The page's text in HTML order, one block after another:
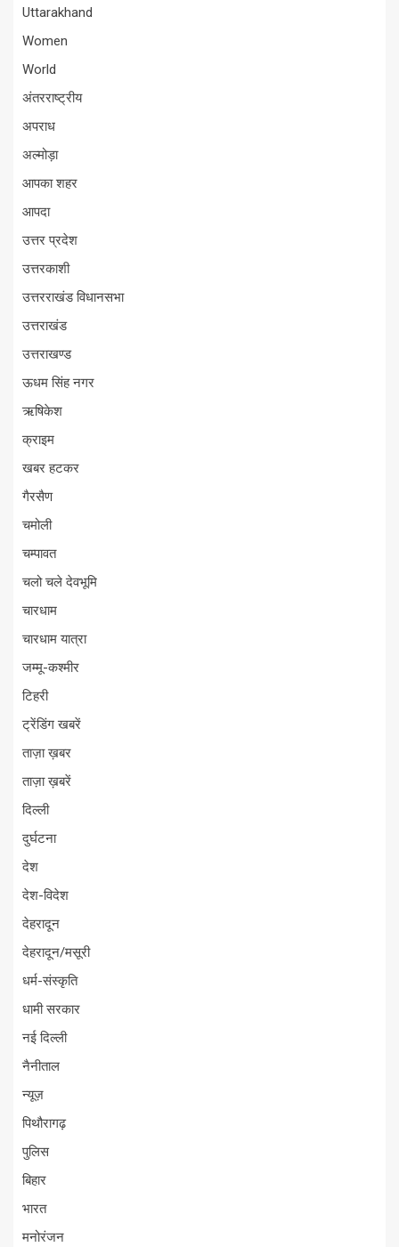
Uttarakhand
Women
World
अंतरराष्ट्रीय
अपराध
अल्मोड़ा
आपका शहर
आपदा
उत्तर प्रदेश
उत्तरकाशी
उत्तरराखंड विधानसभा
उत्तराखंड
उत्तराखण्ड
ऊधम सिंह नगर
ऋषिकेश
क्राइम
खबर हटकर
गैरसैण
चमोली
चम्पावत
चलो चले देवभूमि
चारधाम
चारधाम यात्रा
जम्मू-कश्मीर
टिहरी
ट्रेंडिंग खबरें
ताज़ा ख़बर
ताज़ा ख़बरें
दिल्ली
दुर्घटना
देश
देश-विदेश
देहरादून
देहरादून/मसूरी
धर्म-संस्कृति
धामी सरकार
नई दिल्ली
नैनीताल
न्यूज़
पिथौरागढ़
पुलिस
बिहार
भारत
मनोरंजन